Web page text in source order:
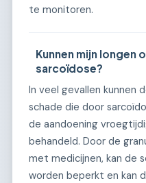
te monitoren.
Kunnen mijn longen
sarcoïdose?
In veel gevallen kunnen
schade die door
de aandoening
behandeld. Door de
met medicijnen, kan de
worden beperkt en kan